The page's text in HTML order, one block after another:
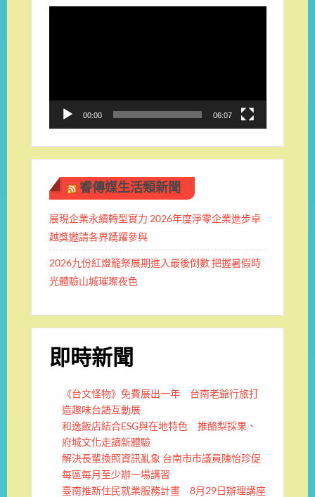
00:00 06:07
睿傳媒生活類新聞
展現企業永續轉型實力 2026年度淨零企業進步卓
越獎邀請各界踴躍參與
2026九份紅燈籠祭展期進入最後倒數 把握暑假時
光體驗山城璀璨夜色
即時新聞
《台文怪物》免費展出一年 台南老爺行旅打
造趣味台語互動展
和逸飯店結合ESG與在地特色 推酪梨採果、
府城文化走讀新體驗
解決長輩換照資訊亂象 台南市市議員陳怡珍促
每區每月至少辦一場講習
臺南推新住民就業服務計畫 8月29日辦理講座